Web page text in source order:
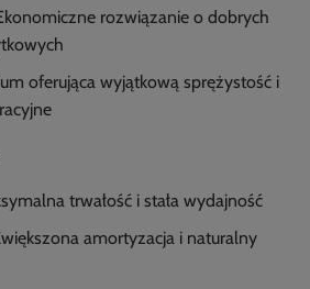
rozwiązanie o dobrych
oferująca wyjątkową sprężystość i
trwałość i stała wydajność
amortyzacja i naturalny